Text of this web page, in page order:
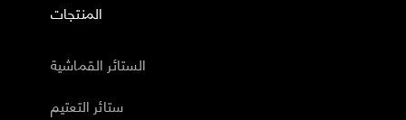
المنتجات
الستائر القماشية
ستائر التعتيم